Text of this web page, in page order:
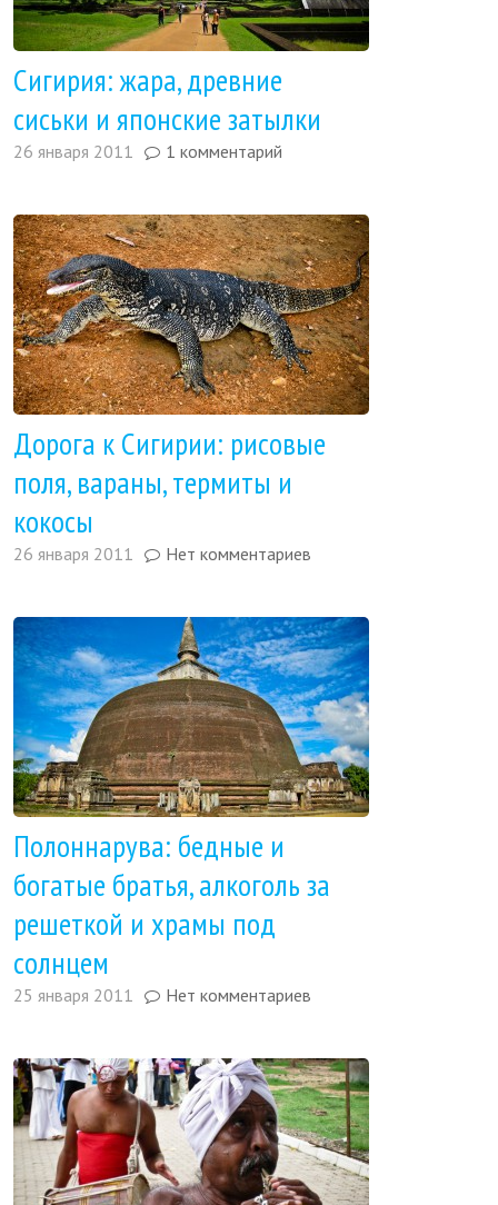
Сигирия: жара, древние
сиськи и японские затылки
26 января 2011 1 комментарий
Дорога к Сигирии: рисовые
поля, вараны, термиты и
кокосы
26 января 2011 Нет комментариев
Полоннарува: бедные и
богатые братья, алкоголь за
решеткой и храмы под
солнцем
25 января 2011 Нет комментариев